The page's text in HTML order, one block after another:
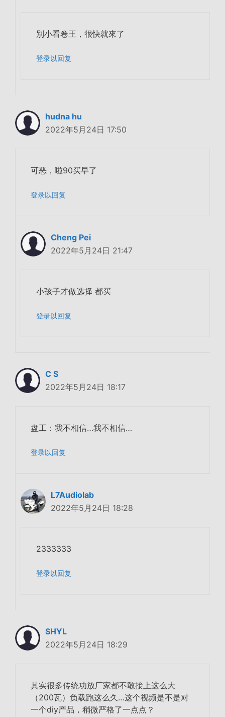
別小看卷王，很快就來了
登录以回复
hudna hu
2022年5月24日 17:50
可恶，啦90买早了
登录以回复
Cheng Pei
2022年5月24日 21:47
小孩子才做选择 都买
登录以回复
C S
2022年5月24日 18:17
盘工：我不相信…我不相信…
登录以回复
L7Audiolab
2022年5月24日 18:28
2333333
登录以回复
SHYL
2022年5月24日 18:29
其实很多传统功放厂家都不敢接上这么大
（200瓦）负载跑这么久…这个视频是不是对
一个diy产品，稍微严格了一点点？